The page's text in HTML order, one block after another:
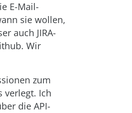
E-Mail-
sie wollen,
auch JIRA-
Wir
zum
verlegt. Ich
die API-